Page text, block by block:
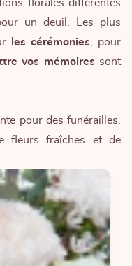
florales différentes
un deuil. Les plus
les cérémonies , pour
vos mémoires sont
pour des funérailles.
fleurs fraîches et de